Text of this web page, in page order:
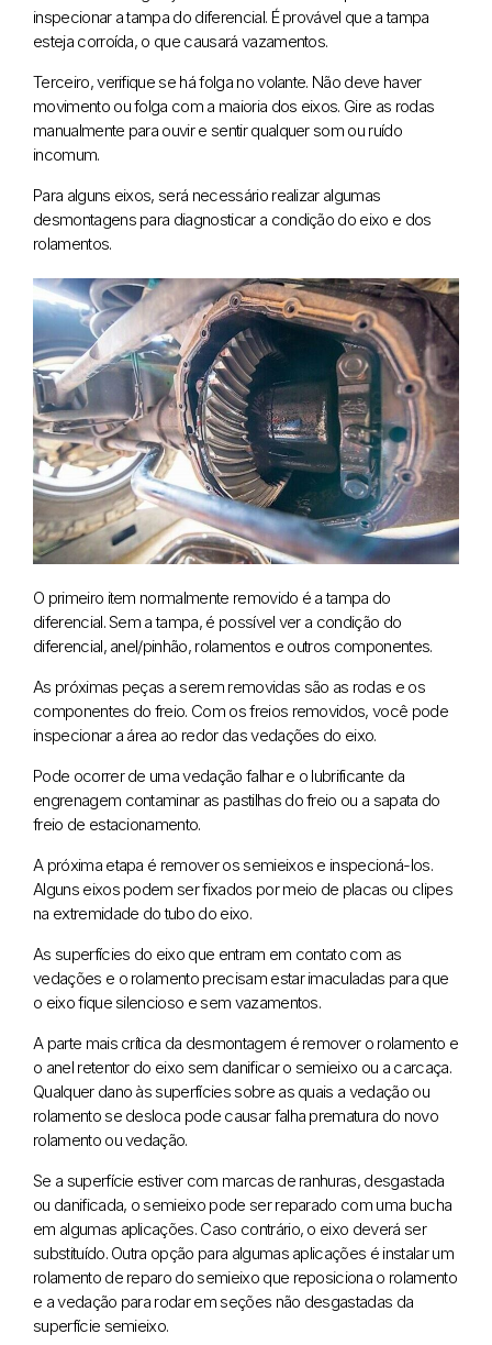
inspecionar a tampa do diferencial. É provável que a tampa
esteja corroída, o que causará vazamentos.
Terceiro, verifique se há folga no volante. Não deve haver
movimento ou folga com a maioria dos eixos. Gire as rodas
manualmente para ouvir e sentir qualquer som ou ruído
incomum.
Para alguns eixos, será necessário realizar algumas
desmontagens para diagnosticar a condição do eixo e dos
rolamentos.
O primeiro item normalmente removido é a tampa do
diferencial. Sem a tampa, é possível ver a condição do
diferencial, anel/pinhão, rolamentos e outros componentes.
As próximas peças a serem removidas são as rodas e os
componentes do freio. Com os freios removidos, você pode
inspecionar a área ao redor das vedações do eixo.
Pode ocorrer de uma vedação falhar e o lubrificante da
engrenagem contaminar as pastilhas do freio ou a sapata do
freio de estacionamento.
A próxima etapa é remover os semieixos e inspecioná-los.
Alguns eixos podem ser fixados por meio de placas ou clipes
na extremidade do tubo do eixo.
As superfícies do eixo que entram em contato com as
vedações e o rolamento precisam estar imaculadas para que
o eixo fique silencioso e sem vazamentos.
A parte mais crítica da desmontagem é remover o rolamento e
o anel retentor do eixo sem danificar o semieixo ou a carcaça.
Qualquer dano às superfícies sobre as quais a vedação ou
rolamento se desloca pode causar falha prematura do novo
rolamento ou vedação.
Se a superfície estiver com marcas de ranhuras, desgastada
ou danificada, o semieixo pode ser reparado com uma bucha
em algumas aplicações. Caso contrário, o eixo deverá ser
substituído. Outra opção para algumas aplicações é instalar um
rolamento de reparo do semieixo que reposiciona o rolamento
e a vedação para rodar em seções não desgastadas da
superfície semieixo.